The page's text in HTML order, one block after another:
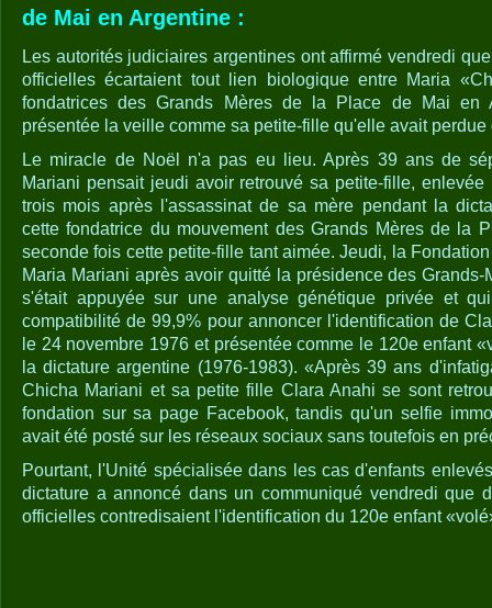
de Mai en Argentine :
Les autorités judiciaires argentines ont affirmé vendredi
officielles écartaient tout lien biologique entre Maria
fondatrices des Grands Mères de la Place de Mai en
présentée la veille comme sa petite-fille qu'elle avait
Le miracle de Noël n'a pas eu lieu. Après 39 ans de
Mariani pensait jeudi avoir retrouvé sa petite-fille,
trois mois après l'assassinat de sa mère pendant la
cette fondatrice du mouvement des Grands Mères de la
seconde fois cette petite-fille tant aimée. Jeudi, la
Maria Mariani après avoir quitté la présidence des
s'était appuyée sur une analyse génétique privée et
compatibilité de 99,9% pour annoncer l'identification de
le 24 novembre 1976 et présentée comme le 120e enfant
la dictature argentine (1976-1983). «Après 39 ans
Chicha Mariani et sa petite fille Clara Anahi se sont
fondation sur sa page Facebook, tandis qu'un selfie
avait été posté sur les réseaux sociaux sans toutefois en
Pourtant, l'Unité spécialisée dans les cas d'enfants
dictature a annoncé dans un communiqué vendredi que
officielles contredisaient l'identification du 120e enfant